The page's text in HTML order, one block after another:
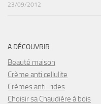
23/09/2012
A DÉCOUVRIR
Beauté maison
Crème anti cellulite
Crèmes anti-rides
Choisir sa Chaudière à bois